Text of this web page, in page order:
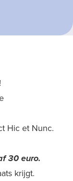
Hic et Nunc.
30 euro.
krijgt.